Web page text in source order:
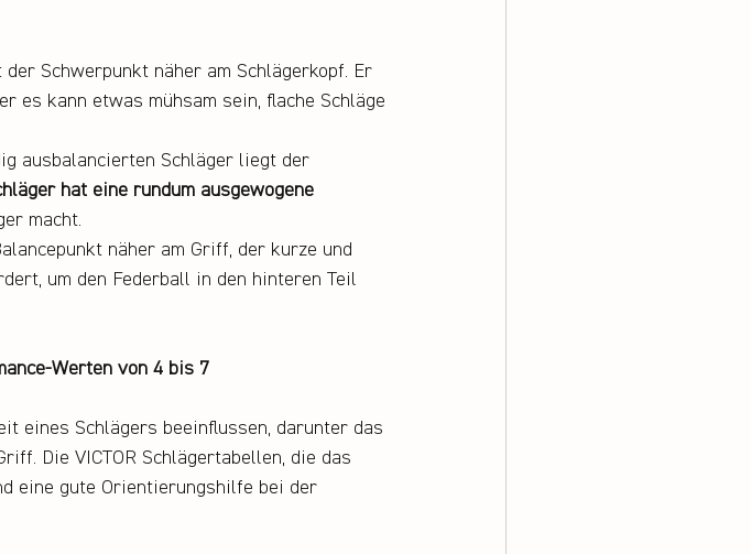
Schwerpunkt näher am Schlägerkopf. Er
es kann etwas mühsam sein, flache Schläge
ausbalancierten Schläger liegt der
hat eine rundum ausgewogene
macht.
näher am Griff, der kurze und
um den Federball in den hinteren Teil
Werten von 4 bis 7
eines Schlägers beeinflussen, darunter das
Die VICTOR Schlägertabellen, die das
eine gute Orientierungshilfe bei der